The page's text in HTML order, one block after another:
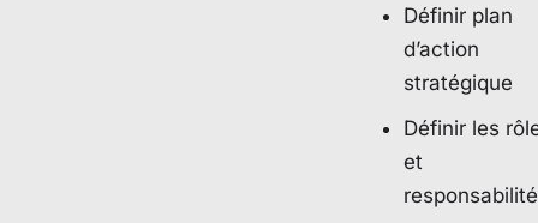
Définir plan
d’action
stratégique
Définir les
et